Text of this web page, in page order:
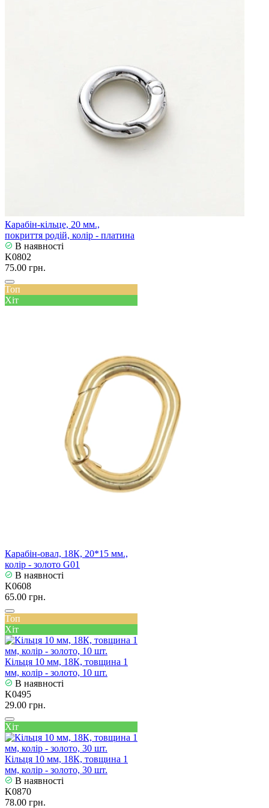
Карабін-кільце, 20 мм.,
покриття родій, колір - платина
В наявності
K0802
75.00 грн.
Топ
Хіт
Карабін-овал, 18К, 20*15 мм.,
колір - золото G01
В наявності
K0608
65.00 грн.
Топ
Хіт
Кільця 10 мм, 18К, товщина 1
мм, колір - золото, 10 шт.
В наявності
K0495
29.00 грн.
Хіт
Кільця 10 мм, 18К, товщина 1
мм, колір - золото, 30 шт.
В наявності
K0870
78.00 грн.